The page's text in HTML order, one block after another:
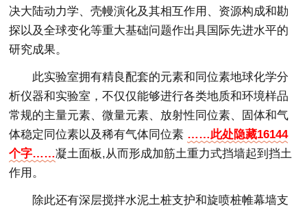
决大陆动力学、壳幔演化及其相互作用、资源构成和勘
探以及全球变化等重大基础问题作出具国际先进水平的
研究成果。
此实验室拥有精良配套的元素和同位素地球化学分
析仪器和实验室，不仅仅能够进行各类地质和环境样品
常规的主量元素、微量元素、放射性同位素、固体和气
体稳定同位素以及稀有气体同位素 ……此处隐藏16144
个字……凝土面板,从而形成加筋土重力式挡墙起到挡土
作用。
除此还有深层搅拌水泥土桩支护和旋喷桩帷幕墙支